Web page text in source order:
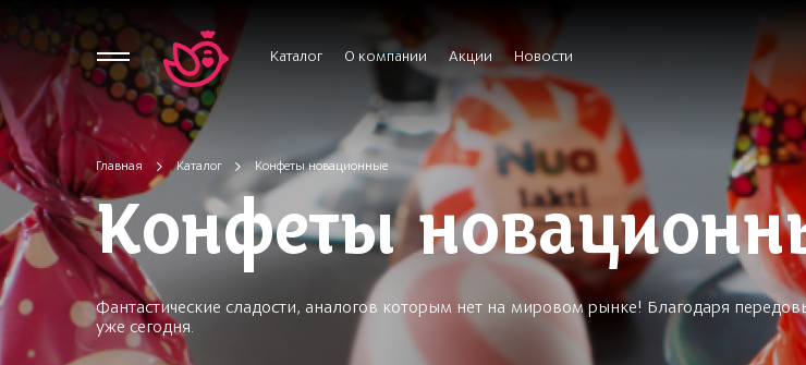
Каталог О компании Акции Новости
Главная Каталог Конфеты новационные
Конфеты
Фантастические сладости, аналогов которым нет на мировом рынке! Благодаря
уже сегодня.